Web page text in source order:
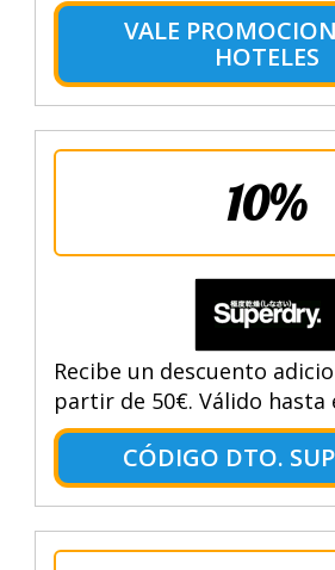
VALE
HOTELES
10%
Recibe un descuento
partir de 50€. Válido hasta
CÓDIGO DTO.